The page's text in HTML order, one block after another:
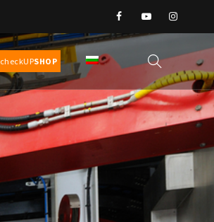
checkUPSHOP